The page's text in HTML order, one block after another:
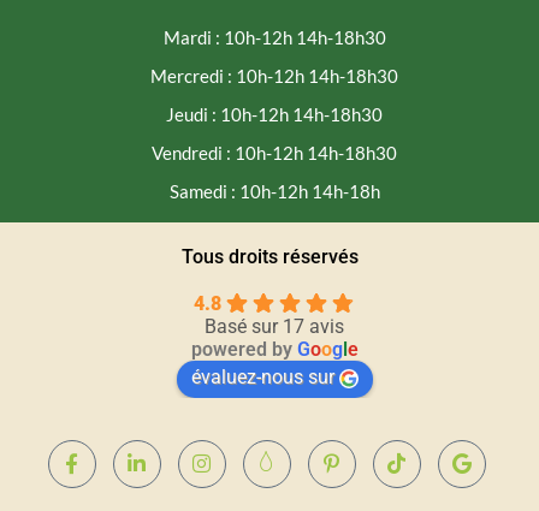
Mardi : 10h-12h 14h-18h30
Mercredi : 10h-12h 14h-18h30
Jeudi : 10h-12h 14h-18h30
Vendredi : 10h-12h 14h-18h30
Samedi : 10h-12h 14h-18h
Tous droits réservés
4.8
Basé sur 17 avis
powered by Googl e
évaluez-nous sur